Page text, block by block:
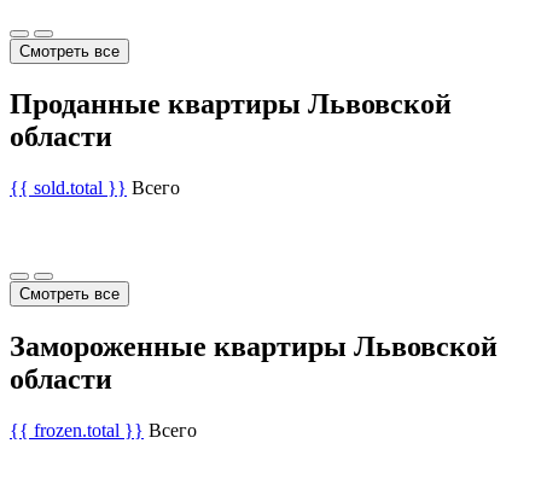
Смотреть все
Проданные квартиры Львовской
области
{{ sold.total }} Всего
Смотреть все
Замороженные квартиры Львовской
области
{{ frozen.total }} Всего